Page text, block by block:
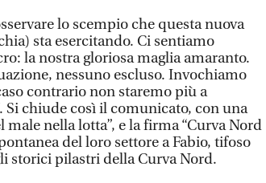
lo scempio che questa nuova
sta esercitando. Ci sentiamo
la nostra gloriosa maglia amaranto.
nessuno escluso. Invochiamo
contrario non staremo più a
Si chiude così il comunicato, con una
male nella lotta”, e la firma “Curva Nord
del loro settore a Fabio, tifoso
storici pilastri della Curva Nord.